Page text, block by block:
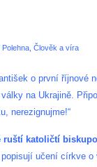
Polehna, Člověk a víra
o první říjnové
na Ukrajině.
nerezignujme!“
ruští katoličtí
popisují učení církve o